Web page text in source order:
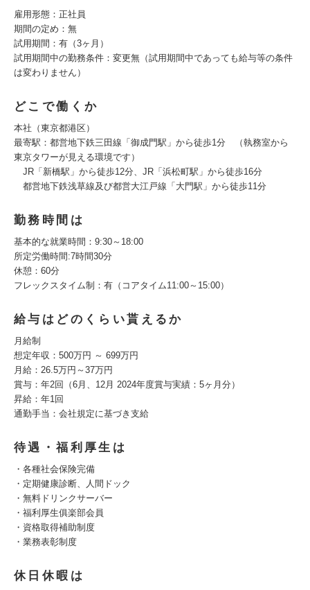
雇用形態：正社員
期間の定め：無
試用期間：有（3ヶ月）
試用期間中の勤務条件：変更無（試用期間中であっても給与等の条件
は変わりません）
どこで働くか
本社（東京都港区）
最寄駅：都営地下鉄三田線「御成門駅」から徒歩1分 （執務室から
東京タワーが見える環境です）
JR「新橋駅」から徒歩12分、JR「浜松町駅」から徒歩16分
都営地下鉄浅草線及び都営大江戸線「大門駅」から徒歩11分
勤務時間は
基本的な就業時間：9:30～18:00
所定労働時間:7時間30分
休憩：60分
フレックスタイム制：有（コアタイム11:00～15:00）
給与はどのくらい貰えるか
月給制
想定年収：500万円 ～ 699万円
月給：26.5万円～37万円
賞与：年2回（6月、12月 2024年度賞与実績：5ヶ月分）
昇給：年1回
通勤手当：会社規定に基づき支給
待遇・福利厚生は
・各種社会保険完備
・定期健康診断、人間ドック
・無料ドリンクサーバー
・福利厚生俱楽部会員
・資格取得補助制度
・業務表彰制度
休日休暇は